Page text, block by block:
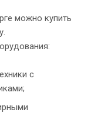
можно купить
с